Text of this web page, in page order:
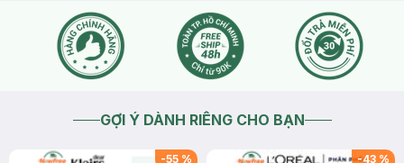
2026-05-14Thích
Y Nhi Thi Nguyen
mình mua 3 hộp, chỉ có màu tím và hồng là có hộp, còn màu
vàng là 10 miếng lẻ, là sao vậy shop, mình muốn trả hàng
dạ chào bạn, bạn có thể nhắn tin để Hasaki kiểm tra hỗ trợ
2026-05-07Thích
GỢI Ý DÀNH RIÊNG CHO BẠN
-55 % -43 %